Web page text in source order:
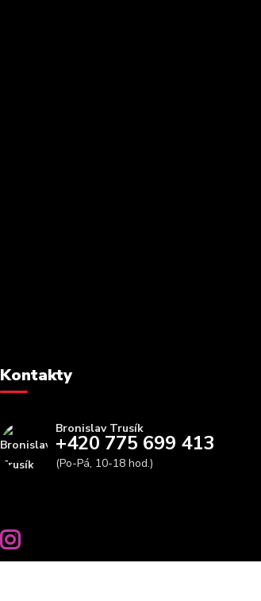
Kontakty
Bronislav Trusík
+420 775 699 413
(Po-Pá, 10-18 hod.)